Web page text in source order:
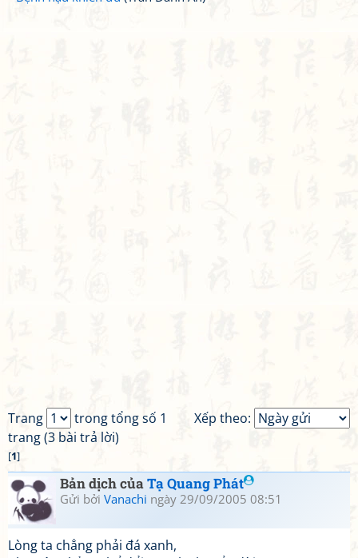
Xếp theo:
Trang
trong tổng số 1
trang (3 bài trả lời)
[1]
Bản dịch củaTạ Quang Phát
Gửi bởi Vanachi ngày 29/09/2005 08:51
Lòng ta chẳng phải đá xanh,